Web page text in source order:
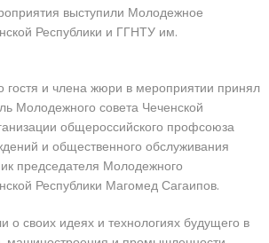
выступили Молодежное
Республики и ГГНТУ им.
гостя и члена жюри в мероприятии принял
Молодежного совета Чеченской
общероссийского профсоюза
и общественного обслуживания
председателя Молодежного
Республики Магомед Сагаипов.
о своих идеях и технологиях будущего в